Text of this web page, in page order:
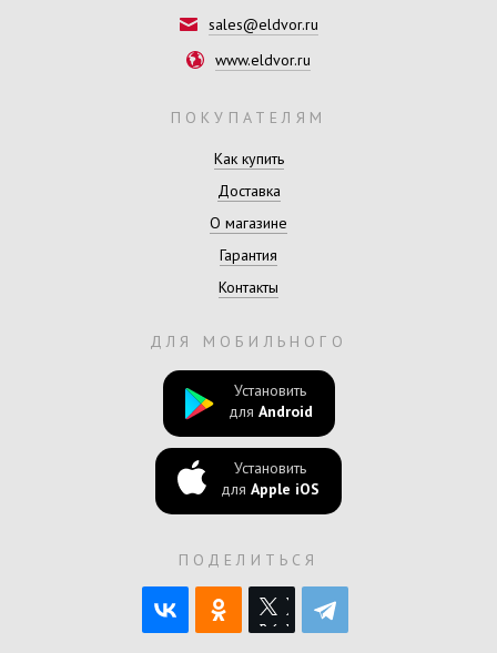
sales@eldvor.ru
www.eldvor.ru
ПОКУПАТЕЛЯМ
Как купить
Доставка
О магазине
Гарантия
Контакты
ДЛЯ МОБИЛЬНОГО
Установить
для Android
Установить
для Apple iOS
ПОДЕЛИТЬСЯ